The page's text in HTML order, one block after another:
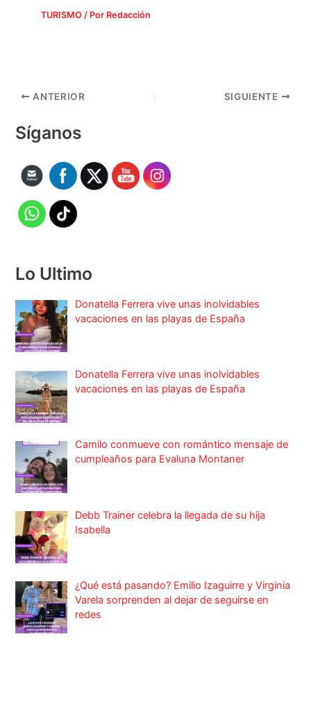
TURISMO/ Por Redacción
ANTERIOR SIGUIENTE
Síganos
Lo Ultimo
Donatella Ferrera vive unas inolvidables
vacaciones en las playas de España
Donatella Ferrera vive unas inolvidables
vacaciones en las playas de España
Camilo conmueve con romántico mensaje de
cumpleaños para Evaluna Montaner
Debb Trainer celebra la llegada de su hija
Isabella
¿Qué está pasando? Emilio Izaguirre y Virginia
Varela sorprenden al dejar de seguirse en
redes